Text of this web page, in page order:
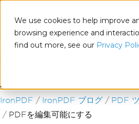
We use cookies to help improve
browsing experience and
find out more, see our Privacy
フッターコンテンツにスキップ
IronPDF IronPDF ブログ
PDF
PDFを編集可能にする